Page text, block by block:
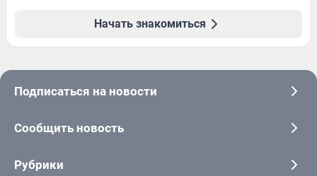
Начать знакомиться
Подписаться на новости
Сообщить новость
Рубрики